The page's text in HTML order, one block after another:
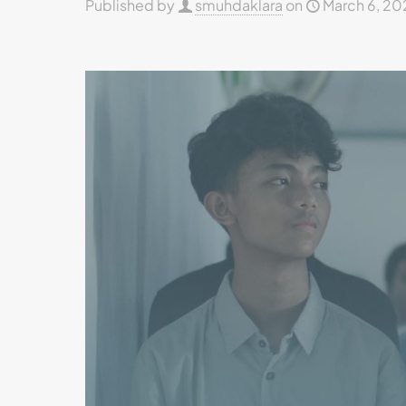
Published by smuhdaklara on March 6,